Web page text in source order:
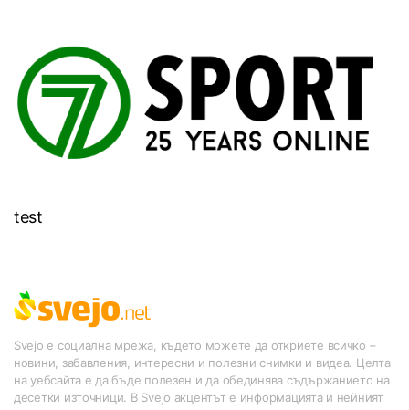
test
Svejo е социална мрежа, където можете да откриете всичко –
новини, забавления, интересни и полезни снимки и видеа. Целта
на уебсайта е да бъде полезен и да обединява съдържанието на
десетки източници. В Svejo акцентът е информацията и нейният